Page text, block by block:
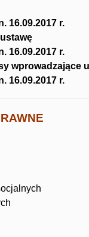
16.09.2017 r.
16.09.2017 r.
wprowadzające
16.09.2017 r.